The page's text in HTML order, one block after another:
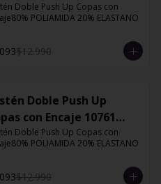
Doble Push Up Copas con
POLIAMIDA 20% ELASTANO
$12.990
Doble Push Up
con Encaje 10761
Doble Push Up Copas con
POLIAMIDA 20% ELASTANO
$12.990